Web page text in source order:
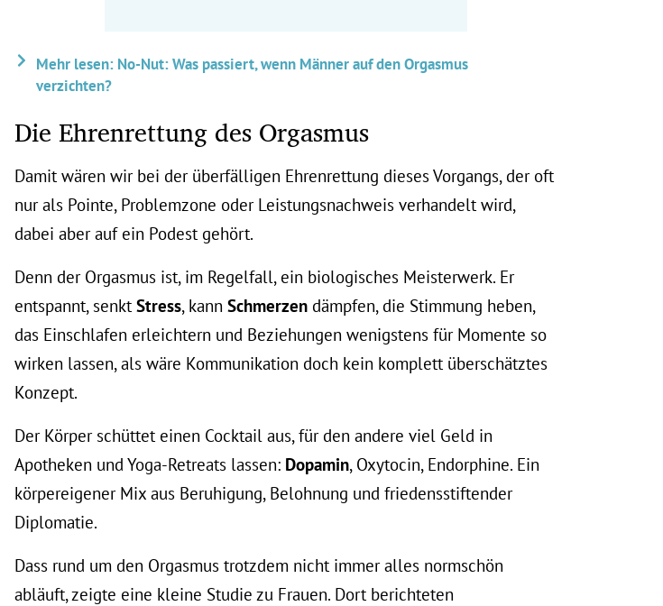
Mehr lesen: No-Nut: Was passiert, wenn Männer auf den Orgasmus
verzichten?
Die Ehrenrettung des Orgasmus
Damit wären wir bei der überfälligen Ehrenrettung dieses Vorgangs, der oft
nur als Pointe, Problemzone oder Leistungsnachweis verhandelt wird,
dabei aber auf ein Podest gehört.
Denn der Orgasmus ist, im Regelfall, ein biologisches Meisterwerk. Er
entspannt, senkt Stress, kann Schmerzen dämpfen, die Stimmung heben,
das Einschlafen erleichtern und Beziehungen wenigstens für Momente so
wirken lassen, als wäre Kommunikation doch kein komplett überschätztes
Konzept.
Der Körper schüttet einen Cocktail aus, für den andere viel Geld in
Apotheken und Yoga-Retreats lassen: Dopamin, Oxytocin, Endorphine. Ein
körpereigener Mix aus Beruhigung, Belohnung und friedensstiftender
Diplomatie.
Dass rund um den Orgasmus trotzdem nicht immer alles normschön
abläuft, zeigte eine kleine Studie zu Frauen. Dort berichteten